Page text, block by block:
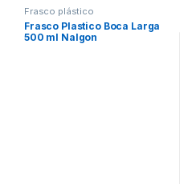
Frasco plástico
Frasco Plastico Boca Larga
500 ml Nalgon